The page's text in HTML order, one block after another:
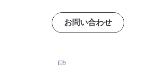
お問い合わせ